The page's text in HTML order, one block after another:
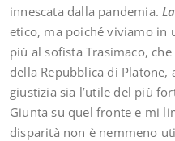
innescata dalla pandemia.
etico, ma poiché viviamo in
più al sofista Trasimaco,
della Repubblica di Platone,
giustizia sia l’utile del più
Giunta su quel fronte e mi
disparità non è nemmeno